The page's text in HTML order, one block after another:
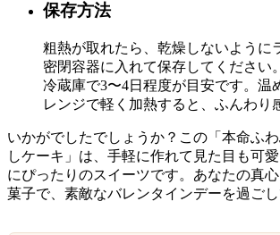
保存方法
粗熱が取れたら、乾燥しないように
密閉容器に入れて保存してください
冷蔵庫で3〜4日程度が目安です。温
レンジで軽く加熱すると、ふんわり
いかがでしたでしょうか？この「本命ふ
しケーキ」は、手軽に作れて見た目も可
にぴったりのスイーツです。あなたの真
菓子で、素敵なバレンタインデーを過ごし